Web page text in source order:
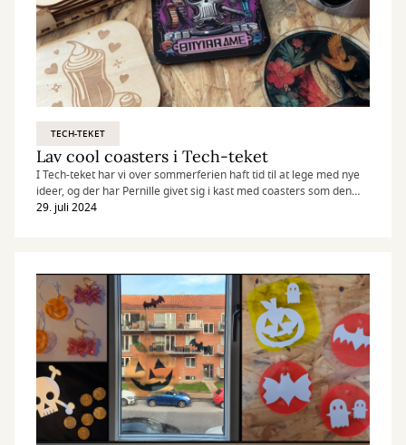
TECH-TEKET
Lav cool coasters i Tech-teket
I Tech-teket har vi over sommerferien haft tid til at lege med nye
ideer, og der har Pernille givet sig i kast med coasters som den
næste gaveidé.
29. juli 2024